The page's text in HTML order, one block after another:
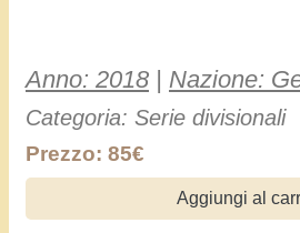
Anno: 2018 | Nazione:
Categoria: Serie divisionali
Prezzo: 85€
Aggiungi al